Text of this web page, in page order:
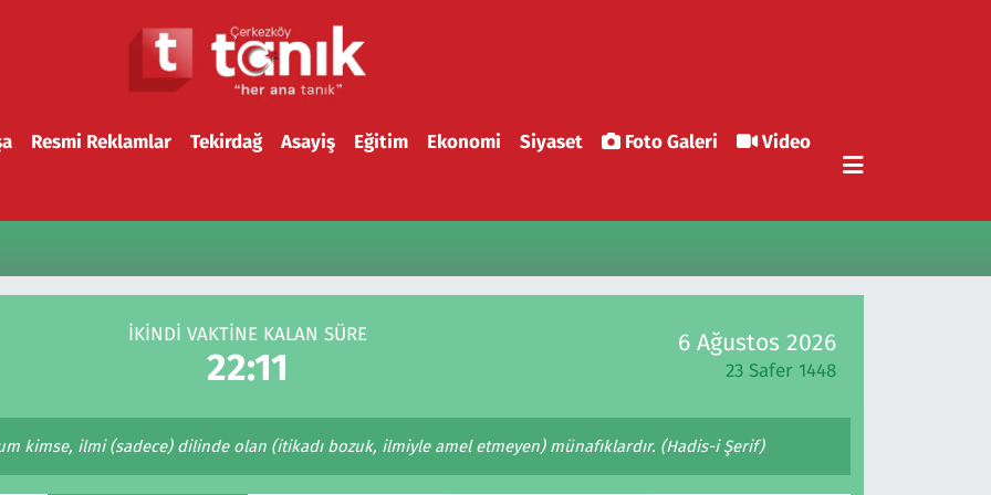
Resmi Reklamlar Tekirdağ Asayiş Eğitim Ekonomi Siyaset Foto Galeri
Video
İKINDI VAKTİNE KALAN SÜRE
22:11
6 Ağustos 2026
23 Safer 1448
kimse, ilmi (sadece) dilinde olan (itikadı bozuk, ilmiyle amel etmeyen) münafıklardır. (Hadis-i Şerif)